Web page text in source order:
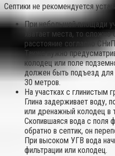
Септики не рекомендуется
При небольшой площади
хватает места, то
расстояние согласно
Также нужно
колодец или поле
должен быть подъезд для
30 метров.
На участках с глинистым
Глина задерживает воду,
или дренажный колодец в
Скопившаяся вода с поля
обратно в септик, он
При высоком УГВ вода
фильтрации или колодец.